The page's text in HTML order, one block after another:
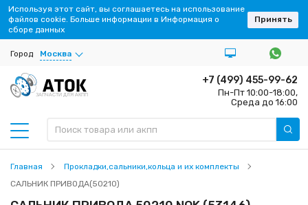
Город Москва
ЗАПЧАСТИ ДЛЯ АКПП
+7 (499) 455-99-62
Пн-Пт 10:00-18:00,
Среда до 16:00
Главная
Прокладки,сальники,кольца и их комплекты
САЛЬНИК ПРИВОДА(50210)
Используя этот сайт, вы соглашаетесь на использование
файлов cookie. Больше информации в Информация о
сборе данных
Принять